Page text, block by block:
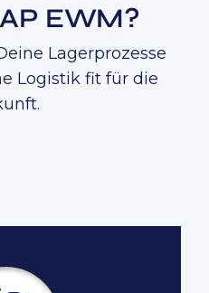
EWM?
Lagerprozesse
Logistik fit für die